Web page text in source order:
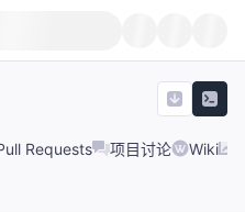
Requests 项目讨论 Wiki